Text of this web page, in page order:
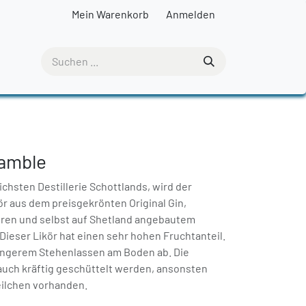
Mein Warenkorb Anmelden
Destillerie Schottlands, wird der
aus dem preisgekrönten Original Gin,
und selbst auf Shetland angebautem
Likör hat einen sehr hohen Fruchtanteil.
Stehenlassen am Boden ab. Die
kräftig geschüttelt werden, ansonsten
vorhanden.